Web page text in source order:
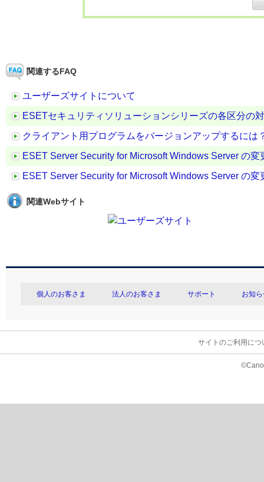
関連するFAQ
ユーザーズサイトについて
ESETセキュリティソリューションシリーズの各区分の
クライアント用プログラムをバージョンアップするには
ESET Server Security for Microsoft Windows Server の
ESET Server Security for Microsoft Windows Server の
関連Webサイト
個人のお客さま 法人のお客さま サポート お知
サイトのご利用につ